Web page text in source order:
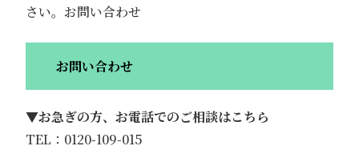
さい。お問い合わせ
お問い合わせ
▼お急ぎの方、お電話でのご相談はこちら
TEL：0120-109-015